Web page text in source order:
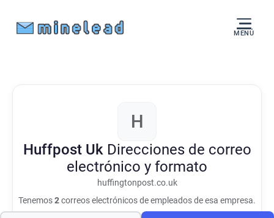
MENÚ
H
Huffpost Uk Direcciones de correo
electrónico y formato
huffingtonpost.co.uk
Tenemos2correos electrónicos de empleados de esa empresa.